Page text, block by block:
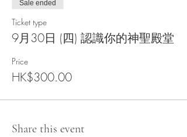
Sale ended
Ticket type
9月30日 (四) 認識你的神聖殿堂
Price
HK$300.00
Share this event